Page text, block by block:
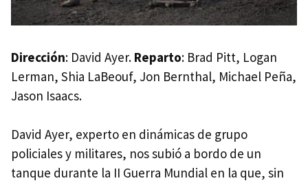
Dirección: David Ayer. Reparto: Brad Pitt, Logan
Lerman, Shia LaBeouf, Jon Bernthal, Michael Peña,
Jason Isaacs.
David Ayer, experto en dinámicas de grupo
policiales y militares, nos subió a bordo de un
tanque durante la II Guerra Mundial en la que, sin